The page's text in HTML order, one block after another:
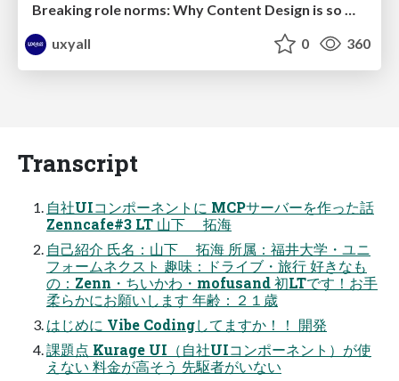
Breaking role norms: Why Content Design is so much more than writing copy - Taylor Woolridge
uxyall
0 360
Transcript
自社UIコンポーネントに MCPサーバーを作った話
Zenncafe#3 LT 山下 拓海
自己紹介 氏名：山下 拓海 所属：福井大学・ユニ
フォームネクスト 趣味：ドライブ・旅行 好きなも
の：Zenn・ちいかわ・mofusand 初LTです！お手
柔らかにお願いします 年齢：２１歳
はじめに Vibe Codingしてますか！！ 開発
課題点 Kurage UI（自社UIコンポーネント）が使
えない 料金が高そう 先駆者がいない